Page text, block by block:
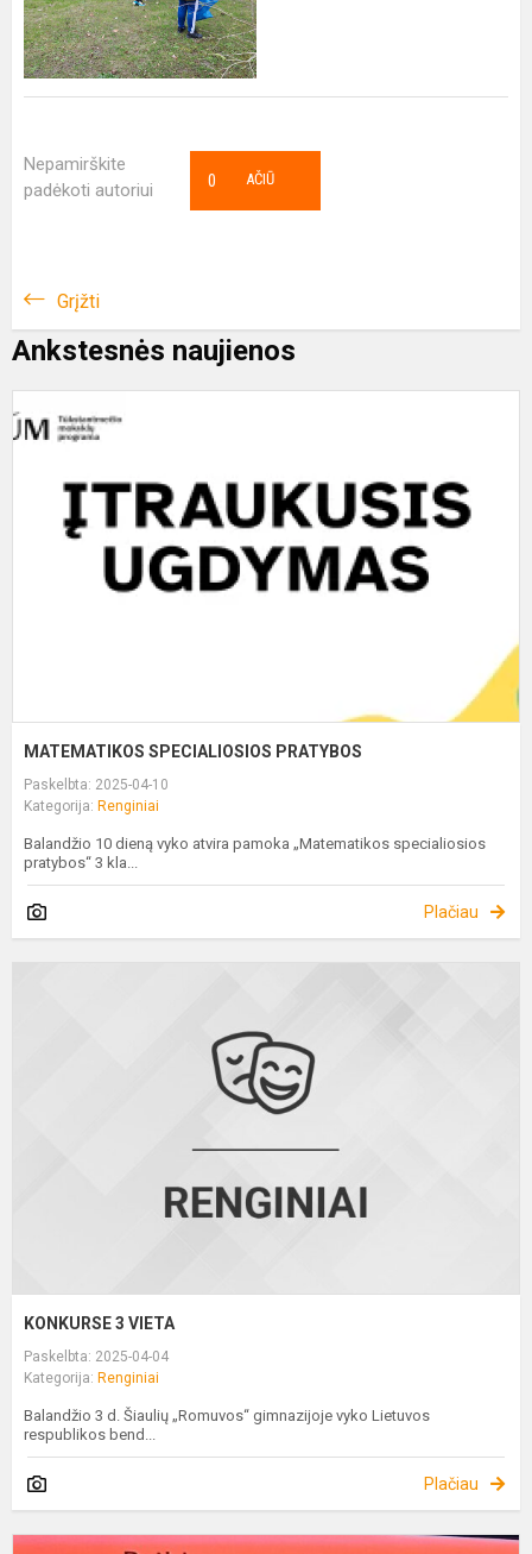
Nepamirškite
padėkoti autoriui
AČIŪ
0
Grįžti
Ankstesnės naujienos
MATEMATIKOS SPECIALIOSIOS PRATYBOS
Paskelbta: 2025-04-10
Kategorija: Renginiai
Balandžio 10 dieną vyko atvira pamoka „Matematikos specialiosios
pratybos“ 3 kla...
Plačiau
KONKURSE 3 VIETA
Paskelbta: 2025-04-04
Kategorija: Renginiai
Balandžio 3 d. Šiaulių „Romuvos“ gimnazijoje vyko Lietuvos
respublikos bend...
Plačiau